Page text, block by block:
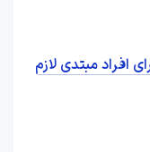
افراد مبتدی لازم